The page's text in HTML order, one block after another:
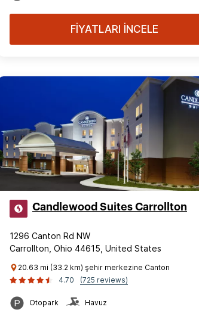
FİYATLARI İNCELE
Candlewood Suites Carrollton
1296 Canton Rd NW
Carrollton, Ohio 44615, United States
20.63 mi (33.2 km) şehir merkezine Canton
4.70
(725 reviews)
Otopark Havuz